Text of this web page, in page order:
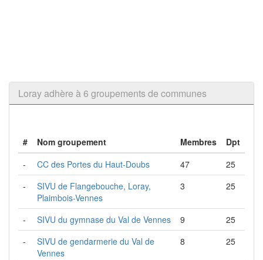
Loray adhère à 6 groupements de communes
# Nom groupement Membres
Dpt
-
CC des Portes du Haut-Doubs 47
25
-
SIVU de Flangebouche, Loray,
Plaimbois-Vennes
3 25
- SIVU du gymnase du Val de Vennes 9
25
-
SIVU de gendarmerie du Val de
Vennes
8 25